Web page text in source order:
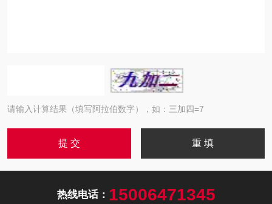
请输入计算结果（填写阿拉伯数字），如：三加四=7
热线电话： 15006471345